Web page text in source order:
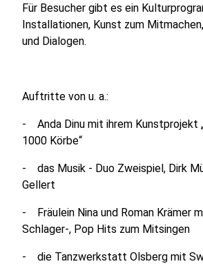
Für Besucher gibt es ein
Installationen, Kunst zum
und Dialogen.
Auftritte von u. a.:
- Anda Dinu mit ihrem Kunstprojekt
1000 Körbe“
- das Musik - Duo Zweispiel, Dirk
Gellert
- Fräulein Nina und Roman Krämer
Schlager-, Pop Hits zum Mitsingen
- die Tanzwerkstatt Olsberg mit